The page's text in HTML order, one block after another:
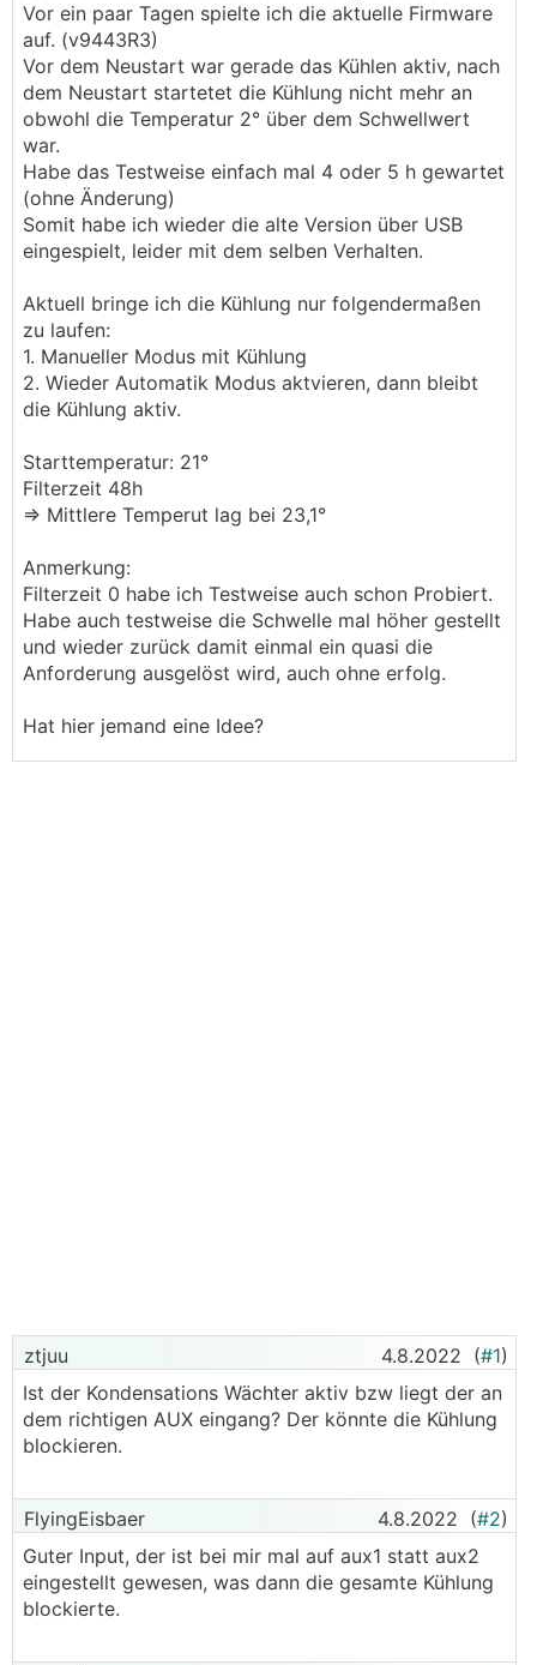
Vor ein paar Tagen spielte ich die aktuelle Firmware
auf. (v9443R3)
Vor dem Neustart war gerade das Kühlen aktiv, nach
dem Neustart startetet die Kühlung nicht mehr an
obwohl die Temperatur 2° über dem Schwellwert
war.
Habe das Testweise einfach mal 4 oder 5 h gewartet
(ohne Änderung)
Somit habe ich wieder die alte Version über USB
eingespielt, leider mit dem selben Verhalten.
Aktuell bringe ich die Kühlung nur folgendermaßen
zu laufen:
1. Manueller Modus mit Kühlung
2. Wieder Automatik Modus aktvieren, dann bleibt
die Kühlung aktiv.
Starttemperatur: 21°
Filterzeit 48h
=> Mittlere Temperut lag bei 23,1°
Anmerkung:
Filterzeit 0 habe ich Testweise auch schon Probiert.
Habe auch testweise die Schwelle mal höher gestellt
und wieder zurück damit einmal ein quasi die
Anforderung ausgelöst wird, auch ohne erfolg.
Hat hier jemand eine Idee?
ztjuu 4.8.2022 (#1)
Ist der Kondensations Wächter aktiv bzw liegt der an
dem richtigen AUX eingang? Der könnte die Kühlung
blockieren.
FlyingEisbaer 4.8.2022 (#2)
Guter Input, der ist bei mir mal auf aux1 statt aux2
eingestellt gewesen, was dann die gesamte Kühlung
blockierte.